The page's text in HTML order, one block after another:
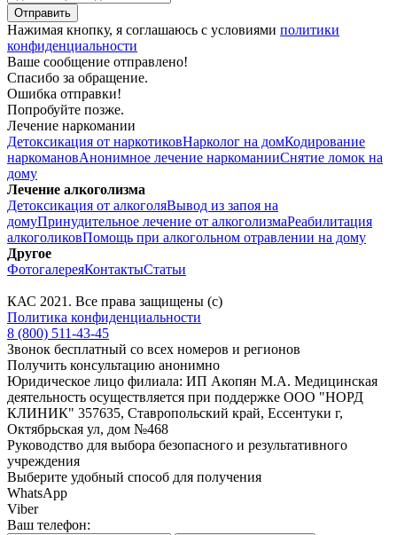
Нажимая кнопку, я соглашаюсь с условиями политики
конфиденциальности
Ваше сообщение отправлено!
Спасибо за обращение.
Ошибка отправки!
Попробуйте позже.
Лечение наркомании
Детоксикация от наркотиковНарколог на домКодирование
наркомановАнонимное лечение наркоманииСнятие ломок на
дому
Лечение алкоголизма
Детоксикация от алкоголяВывод из запоя на
домуПринудительное лечение от алкоголизмаРеабилитация
алкоголиковПомощь при алкогольном отравлении на дому
Другое
ФотогалереяКонтактыСтатьи
КАС 2021 . Все права защищены (с)
Политика конфиденциальности
8 (800) 511-43-45
Звонок бесплатный со всех номеров и регионов
Получить консультацию анонимно
Юридическое лицо филиала: ИП Акопян М.А. Медицинская
деятельность осуществляется при поддержке ООО "НОРД
КЛИНИК" 357635, Ставропольский край, Ессентуки г,
Октябрьская ул, дом №468
Руководство для выбора безопасного и результативного
учреждения
Выберите удобный способ для получения
WhatsApp
Viber
Ваш телефон: